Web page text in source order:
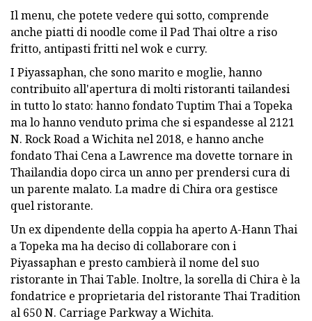
Il menu, che potete vedere qui sotto, comprende
anche piatti di noodle come il Pad Thai oltre a riso
fritto, antipasti fritti nel wok e curry.
I Piyassaphan, che sono marito e moglie, hanno
contribuito all'apertura di molti ristoranti tailandesi
in tutto lo stato: hanno fondato Tuptim Thai a Topeka
ma lo hanno venduto prima che si espandesse al 2121
N. Rock Road a Wichita nel 2018, e hanno anche
fondato Thai Cena a Lawrence ma dovette tornare in
Thailandia dopo circa un anno per prendersi cura di
un parente malato. La madre di Chira ora gestisce
quel ristorante.
Un ex dipendente della coppia ha aperto A-Hann Thai
a Topeka ma ha deciso di collaborare con i
Piyassaphan e presto cambierà il nome del suo
ristorante in Thai Table. Inoltre, la sorella di Chira è la
fondatrice e proprietaria del ristorante Thai Tradition
al 650 N. Carriage Parkway a Wichita.